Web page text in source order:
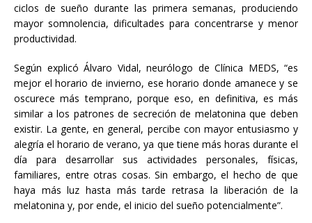
ciclos de sueño durante las primera semanas, produciendo
mayor somnolencia, dificultades para concentrarse y menor
productividad.
Según explicó Álvaro Vidal, neurólogo de Clínica MEDS, “es
mejor el horario de invierno, ese horario donde amanece y se
oscurece más temprano, porque eso, en definitiva, es más
similar a los patrones de secreción de melatonina que deben
existir. La gente, en general, percibe con mayor entusiasmo y
alegría el horario de verano, ya que tiene más horas durante el
día para desarrollar sus actividades personales, físicas,
familiares, entre otras cosas. Sin embargo, el hecho de que
haya más luz hasta más tarde retrasa la liberación de la
melatonina y, por ende, el inicio del sueño potencialmente”.